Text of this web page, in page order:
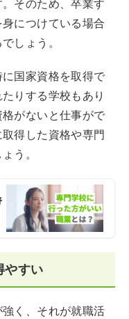
そのため、卒業す
につけている場合
しょう。
国家資格を取得で
りする学校もあり
がないと仕事がで
得した資格や専門
う。
やすい
く、それが就職活